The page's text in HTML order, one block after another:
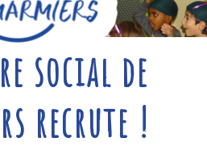
social de
recrute !